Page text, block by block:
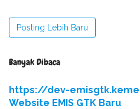
Posting Lebih Baru
Banyak Dibaca
https://dev-
Website EMIS GTK Baru